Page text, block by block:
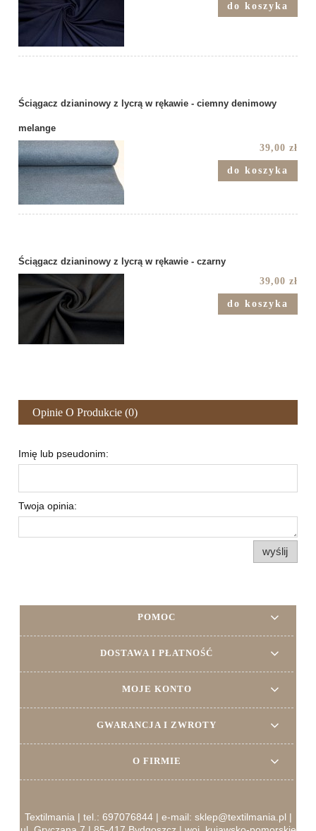
do koszyka
Ściągacz dzianinowy z lycrą w rękawie - ciemny denimowy
melange
39,00 zł
do koszyka
Ściągacz dzianinowy z lycrą w rękawie - czarny
39,00 zł
do koszyka
Opinie O Produkcie (0)
Imię lub pseudonim:
Twoja opinia:
wyślij
POMOC
DOSTAWA I PŁATNOŚĆ
MOJE KONTO
GWARANCJA I ZWROTY
O FIRMIE
Textilmania | tel.: 697076844 | e-mail: sklep@textilmania.pl |